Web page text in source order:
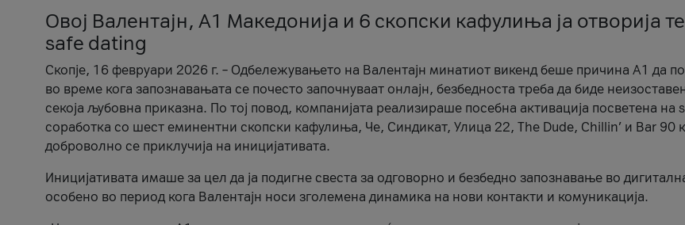
Овој Валентајн, A1 Македонија и 6 скопски кафулиња ја отворија
safe dating
Скопје, 16 февруари 2026 г. – Одбележувањето на Валентајн минатиот викенд беше причина А1 да
во време кога запознавањата се почесто започнуваат онлајн, безбедноста треба да биде
секоја љубовна приказна. По тој повод, компанијата реализираше посебна активација посветена на
соработка со шест еминентни скопски кафулиња, Че, Синдикат, Улица 22, The Dude, Chillin’ и Bar 90
доброволно се приклучија на иницијативата.
Иницијативата имаше за цел да ја подигне свеста за одговорно и безбедно запознавање во
особено во период кога Валентајн носи зголемена динамика на нови контакти и комуникација.